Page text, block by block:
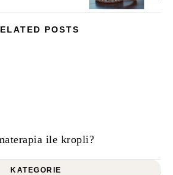
POSTS
ile kropli?
KATEGORIE